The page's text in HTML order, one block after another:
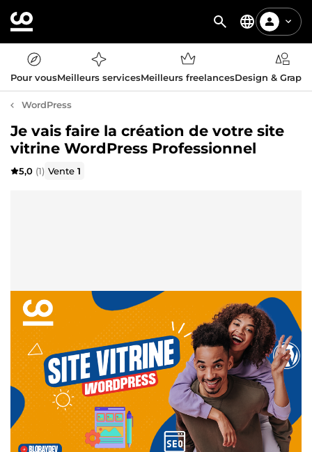
Pour vousMeilleurs servicesMeilleurs freelancesDesign &
WordPress
Je vais faire la création de votre site
vitrine WordPress Professionnel
5,0 (1) Vente1